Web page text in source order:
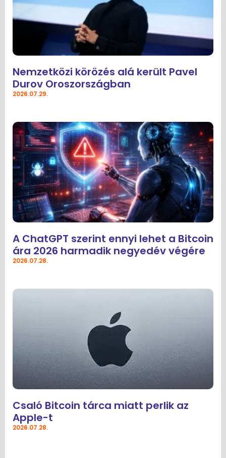
Nemzetközi körözés alá került Pavel
Durov Oroszországban
2026.07.29.
A ChatGPT szerint ennyi lehet a Bitcoin
ára 2026 harmadik negyedév végére
2026.07.28.
Csaló Bitcoin tárca miatt perlik az
Apple-t
2026.07.28.